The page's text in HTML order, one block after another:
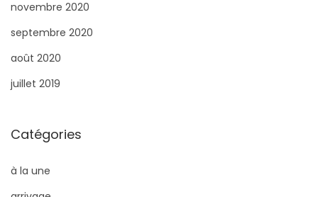
novembre 2020
septembre 2020
août 2020
juillet 2019
Catégories
à la une